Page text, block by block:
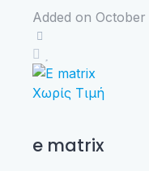
Added on October
Χωρίς Τιμή
e matrix